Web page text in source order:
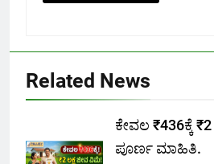
Related News
ಕೇವಲ ₹436ಕ್ಕೆ
ಪೂರ್ಣ ಮಾಹಿತಿ.